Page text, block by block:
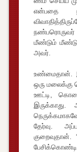
என்பதை
மீண்டும்
அவர்.
உண்மைதான்.
ஒரு மலைக்கு
ஊட்டி,
தேர்வு.